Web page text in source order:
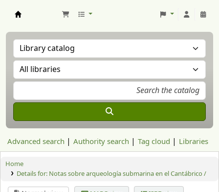
Advanced search Authority search Tag cloud Libraries
Home
Details for: Notas sobre arqueología submarina en el Cantábrico /